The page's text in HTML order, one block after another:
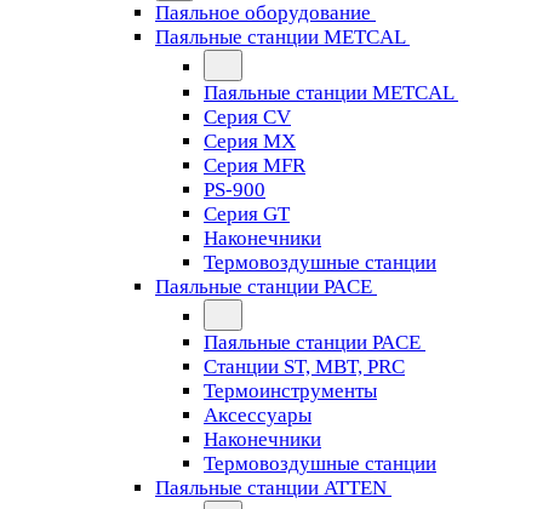
Паяльное оборудование
Паяльные станции METCAL
Паяльные станции METCAL
Серия CV
Серия MX
Серия MFR
PS-900
Серия GT
Наконечники
Термовоздушные станции
Паяльные станции PACE
Паяльные станции PACE
Станции ST, MBT, PRC
Термоинструменты
Аксессуары
Наконечники
Термовоздушные станции
Паяльные станции ATTEN